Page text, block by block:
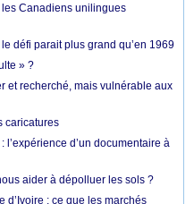
Canadiens unilingues
défi parait plus grand qu’en 1969
» ?
et recherché, mais vulnérable aux
caricatures
d’un documentaire à
aider à dépolluer les sols ?
d’Ivoire : ce que les marchés